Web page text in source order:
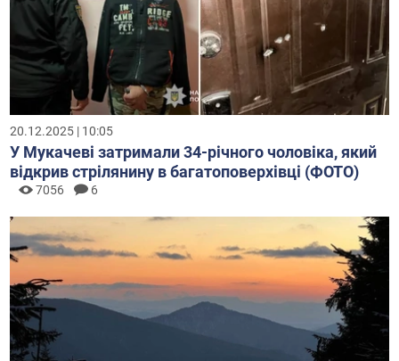
20.12.2025 | 10:05
У Мукачеві затримали 34-річного чоловіка, який
відкрив стрілянину в багатоповерхівці (ФОТО)
7056 6